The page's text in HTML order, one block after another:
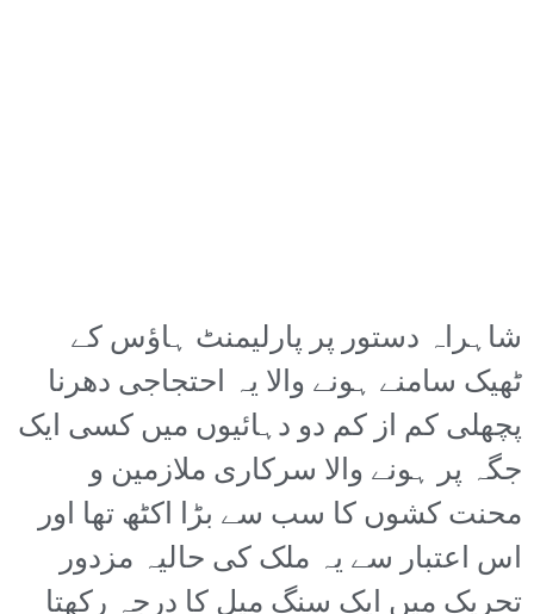
شاہراہ دستور پر پارلیمنٹ ہاؤس کے
ٹھیک سامنے ہونے والا یہ احتجاجی دھرنا
پچھلی کم از کم دو دہائیوں میں کسی ایک
جگہ پر ہونے والا سرکاری ملازمین و
محنت کشوں کا سب سے بڑا اکٹھ تھا اور
اس اعتبار سے یہ ملک کی حالیہ مزدور